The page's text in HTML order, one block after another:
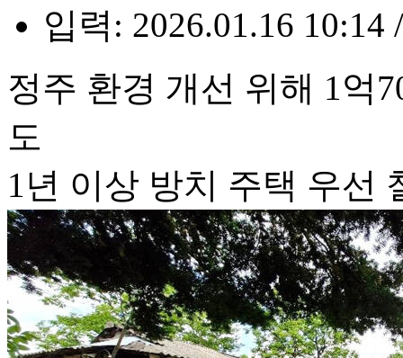
입력: 2026.01.16 10:14
정주 환경 개선 위해 1억
도
1년 이상 방치 주택 우선